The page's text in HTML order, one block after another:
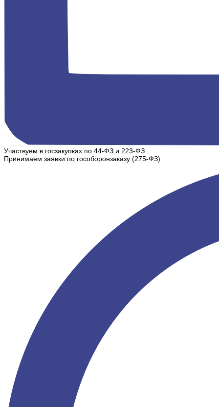
Участвуем в госзакупках по 44-ФЗ и 223-ФЗ
Принимаем заявки по гособоронзаказу (275-ФЗ)